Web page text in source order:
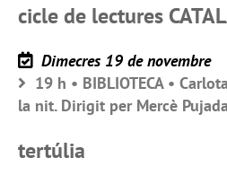
cicle de lectures
Dimecres 19 de novembre
19 h • BIBLIOTECA •
la nit. Dirigit per Mercè
tertúlia